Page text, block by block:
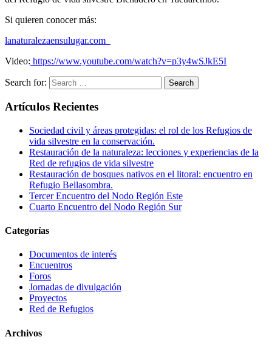
Si quieren conocer más:
lanaturalezaensulugar.com
Video: https://www.youtube.com/watch?v=p3y4wSJkE5I
Search for:
Artículos Recientes
Sociedad civil y áreas protegidas: el rol de los Refugios de
vida silvestre en la conservación.
Restauración de la naturaleza: lecciones y experiencias de la
Red de refugios de vida silvestre
Restauración de bosques nativos en el litoral: encuentro en
Refugio Bellasombra.
Tercer Encuentro del Nodo Región Este
Cuarto Encuentro del Nodo Región Sur
Categorías
Documentos de interés
Encuentros
Foros
Jornadas de divulgación
Proyectos
Red de Refugios
Archivos